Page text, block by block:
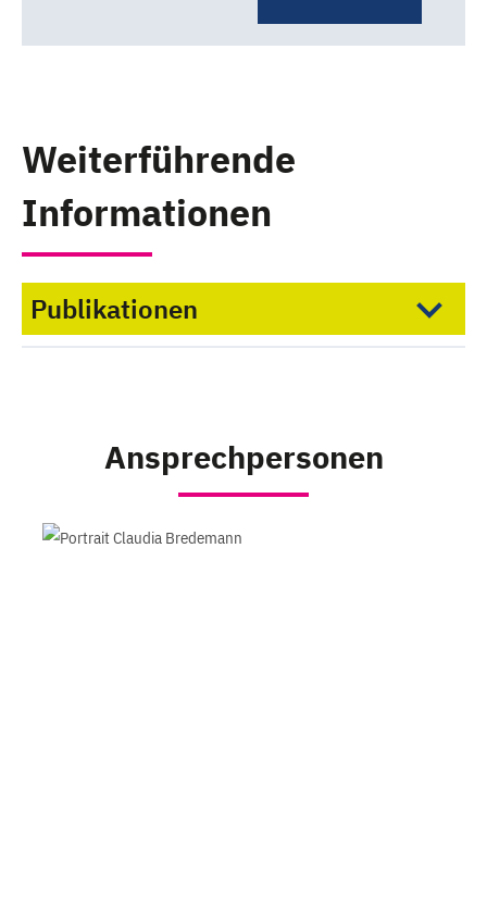
Weiterführende
Informationen
Publikationen
Ansprechpersonen